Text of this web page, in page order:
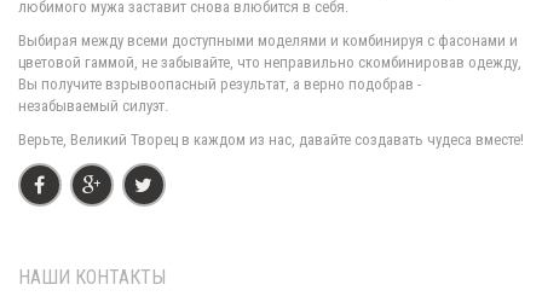
420.00грн.
любимого мужа заставит снова влюбится в себя.
Выбирая между всеми доступными моделями и комбинируя с фасонами и
цветовой гаммой, не забывайте, что неправильно скомбинировав одежду,
Вы получите взрывоопасный результат, а верно подобрав -
незабываемый силуэт.
Верьте, Великий Творец в каждом из нас, давайте создавать чудеса вместе!
НАШИ КОНТАКТЫ